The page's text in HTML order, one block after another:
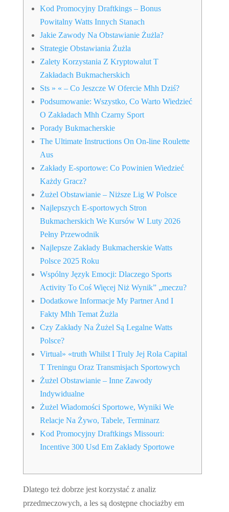
Kod Promocyjny Draftkings – Bonus
Powitalny Watts Innych Stanach
Jakie Zawody Na Obstawianie Żużla?
Strategie Obstawiania Żużla
Zalety Korzystania Z Kryptowalut T
Zakładach Bukmacherskich
Sts » « – Co Jeszcze W Ofercie Mhh Dziś?
Podsumowanie: Wszystko, Co Warto Wiedzieć
O Zakładach Mhh Czarny Sport
Porady Bukmacherskie
The Ultimate Instructions On On-line Roulette
Aus
Zakłady E-sportowe: Co Powinien Wiedzieć
Każdy Gracz?
Żużel Obstawianie – Niższe Lig W Polsce
Najlepszych E-sportowych Stron
Bukmacherskich We Kursów W Luty 2026
Pełny Przewodnik
Najlepsze Zakłady Bukmacherskie Watts
Polsce 2025 Roku
Wspólny Język Emocji: Dlaczego Sports
Activity To Coś Więcej Niż Wynik” „meczu?
Dodatkowe Informacje My Partner And I
Fakty Mhh Temat Żużla
Czy Zakłady Na Żużel Są Legalne Watts
Polsce?
Virtual» «truth Whilst I Truly Jej Rola Capital
T Treningu Oraz Transmisjach Sportowych
Żużel Obstawianie – Inne Zawody
Indywidualne
Żużel Wiadomości Sportowe, Wyniki We
Relacje Na Żywo, Tabele, Terminarz
Kod Promocyjny Draftkings Missouri:
Incentive 300 Usd Em Zakłady Sportowe
Dlatego też dobrze jest korzystać z analiz
przedmeczowych, a les są dostępne chociażby em